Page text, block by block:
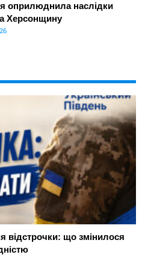
оприлюднила наслідки
Херсонщину
відстрочки: що змінилося